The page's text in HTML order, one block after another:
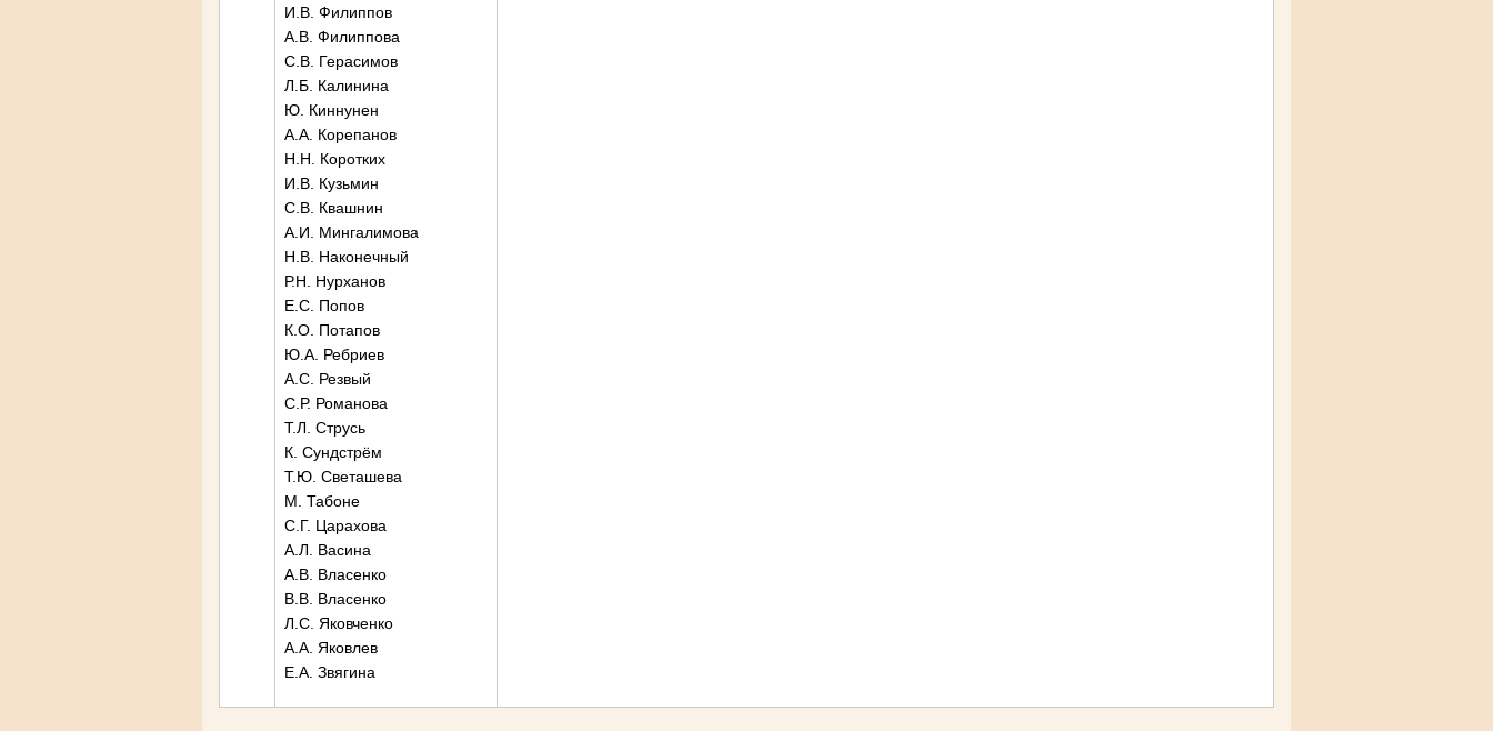
И.В. Филиппов
А.В. Филиппова
С.В. Герасимов
Л.Б. Калинина
Ю. Киннунен
А.А. Корепанов
Н.Н. Коротких
И.В. Кузьмин
С.В. Квашнин
А.И. Мингалимова
Н.В. Наконечный
Р.Н. Нурханов
Е.С. Попов
К.О. Потапов
Ю.А. Ребриев
А.С. Резвый
С.Р. Романова
Т.Л. Струсь
К. Сундстрём
Т.Ю. Светашева
М. Табоне
С.Г. Царахова
А.Л. Васина
А.В. Власенко
В.В. Власенко
Л.С. Яковченко
А.А. Яковлев
Е.А. Звягина